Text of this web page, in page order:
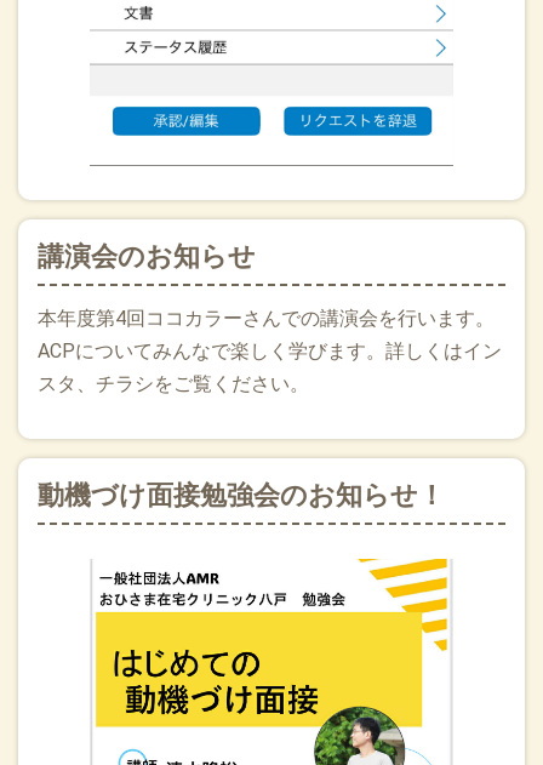
とおちていて真夜中涙目でお片付けしましたが、私を含め当
院、職員、患者様にも大きな被害はなさそうです。みなさま
余震津波に注意してご安全にお過ごしください。薬がない等
ンをお使いください。インフルエンザも増えて決ました。次
のピークが来そうです。昨年に引き続き年賀状のご挨拶は控
えさせていただきます。ご了承ください
2025.12.01
今日から12月、インフルエンザも猛威ですが学級閉鎖、学年
閉鎖しながら収束するか、、、12月の標語は”(Never
タッフも走る師走、体調整えてまいりましょう。来週は雪か
なーちなみに週末は高崎でNPWTのテスト（合格だそうで
す！）そのあと鹿児島出張で山川（指宿）に行かせてもらい
2025.11.26
当院も小児から高齢者までオンライン診療を行っておりま
す。公式LINE、インスタグラム、必要な時お使いください。
要時お使いくださいね。
2025.11.25
本日は1歳未満の発熱患者様がお見えでした。先週の夜間急病
診療所の発熱外来は先々週の100名をさらに超え、150名を超
えていました。ほぼインフルエンザでした。小児が82名
（A82名B0名みなし6名）大人は37名（A37名B0名みなし5
名）コロナは成人1名でした。急病で受診を迷うとき、＃
講演会のお知らせ
本年度第4回ココカラーさんでの講演会を行います。
ACPについてみんなで楽しく学びます。詳しくはイン
スタ、チラシをご覧ください。
動機づけ面接勉強会のお知らせ！